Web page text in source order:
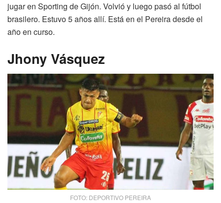
jugar en Sporting de Gijón. Volvió y luego pasó al fútbol
brasilero. Estuvo 5 años allí. Está en el Pereira desde el
año en curso.
Jhony Vásquez
FOTO: DEPORTIVO PEREIRA